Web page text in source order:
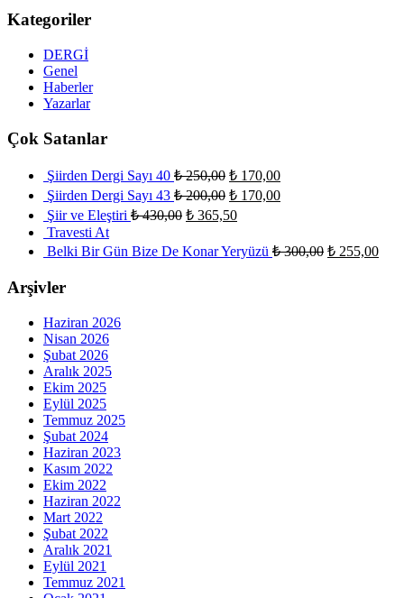
Kategoriler
DERGİ
Genel
Haberler
Yazarlar
Çok Satanlar
Şiirden Dergi Sayı 40 ₺250,00 ₺ 170,00
Şiirden Dergi Sayı 43 ₺200,00 ₺ 170,00
Şiir ve Eleştiri ₺430,00 ₺ 365,50
Travesti At
Belki Bir Gün Bize De Konar Yeryüzü ₺300,00 ₺ 255,00
Arşivler
Haziran 2026
Nisan 2026
Şubat 2026
Aralık 2025
Ekim 2025
Eylül 2025
Temmuz 2025
Şubat 2024
Haziran 2023
Kasım 2022
Ekim 2022
Haziran 2022
Mart 2022
Şubat 2022
Aralık 2021
Eylül 2021
Temmuz 2021